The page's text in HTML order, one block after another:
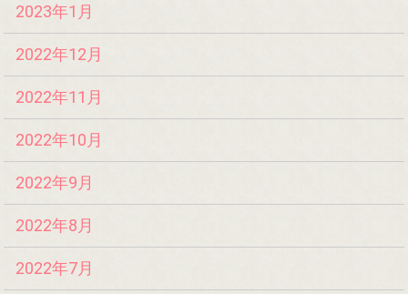
2023年1月
2022年12月
2022年11月
2022年10月
2022年9月
2022年8月
2022年7月